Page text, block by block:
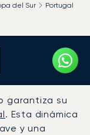
del Sur Portugal
garantiza su
. Esta dinámica
y una